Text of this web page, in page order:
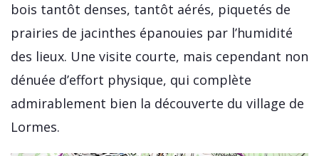
bois tantôt denses, tantôt aérés, piquetés de
prairies de jacinthes épanouies par l’humidité
des lieux. Une visite courte, mais cependant non
dénuée d’effort physique, qui complète
admirablement bien la découverte du village de
Lormes.